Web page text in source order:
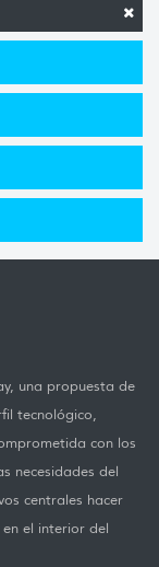
una propuesta de
tecnológico,
con los
necesidades del
centrales hacer
el interior del